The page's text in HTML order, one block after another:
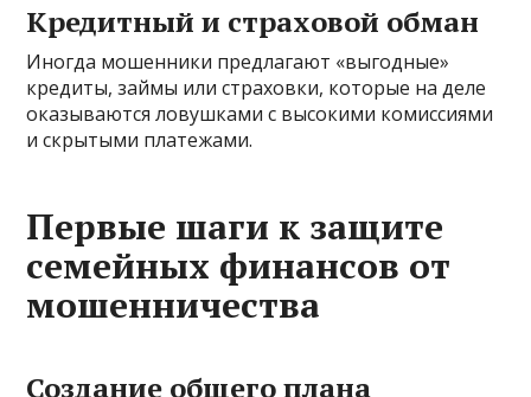
Кредитный и страховой обман
Иногда мошенники предлагают «выгодные»
кредиты, займы или страховки, которые на деле
оказываются ловушками с высокими комиссиями
и скрытыми платежами.
Первые шаги к защите
семейных финансов от
мошенничества
Создание общего плана